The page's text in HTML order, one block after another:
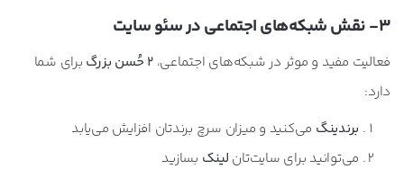
3- نقش شبکه‌های اجتماعی در سئو سایت
فعالیت مفید و موثر در شبکه‌های اجتماعی،2 حُسن بزرگ
برای شما
دارد:
برندینگ می‌کنید و میزان سرچ برندتان افزایش می‌یابد
می‌توانید برای سایت‌تان لینک بسازید